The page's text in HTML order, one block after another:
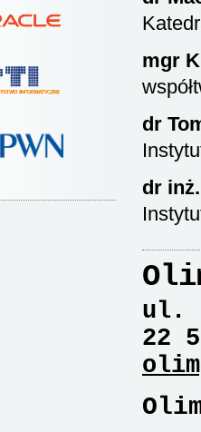
mgr
dr
dr
ul.
22